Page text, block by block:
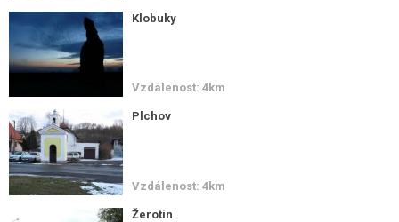
Klobuky
Vzdálenost: 4km
Plchov
Vzdálenost: 4km
Žerotín